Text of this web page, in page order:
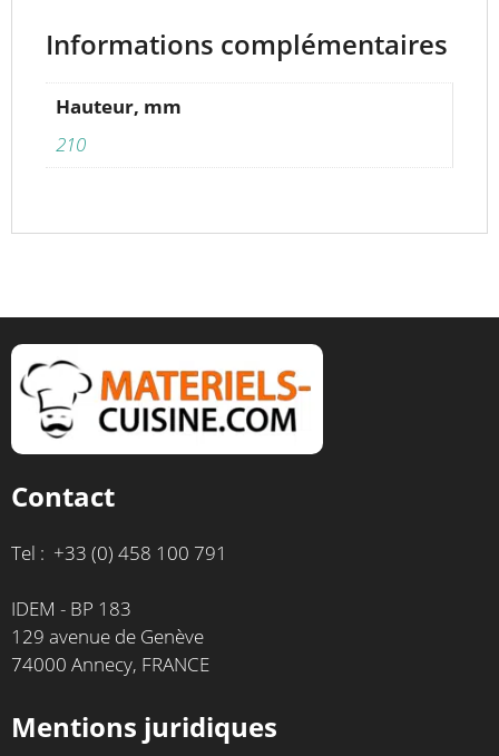
Informations complémentaires
Hauteur, mm
210
Contact
Tel : +33 (0) 458 100 791
IDEM - BP 183
129 avenue de Genève
74000 Annecy, FRANCE
Mentions juridiques